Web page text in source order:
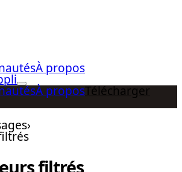
À propos
À proposTélécharger
›
filtrés